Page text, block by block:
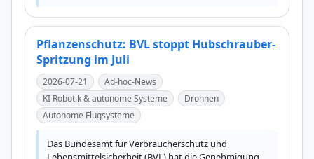
Pflanzenschutz: BVL stoppt Hubschrauber-
Spritzung im Juli
2026-07-21
Ad-hoc-News
KI Robotik & autonome Systeme
Drohnen
Autonome Flugsysteme
Das Bundesamt für Verbraucherschutz und